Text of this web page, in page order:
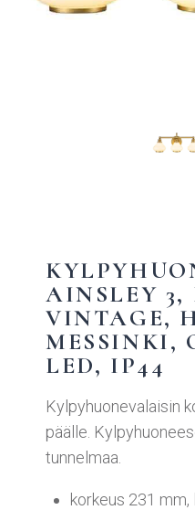
AINSLEY 3,
VINTAGE,
MESSINKI,
LED, IP44
Kylpyhuonevalaisin
päälle.
tunnelmaa.
korkeus 231